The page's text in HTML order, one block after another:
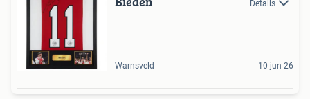
Details
Warnsveld 10 jun 26